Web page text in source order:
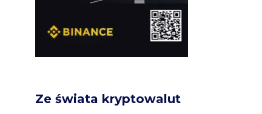
Ze świata kryptowalut